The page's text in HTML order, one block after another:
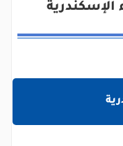
الإسكندرية